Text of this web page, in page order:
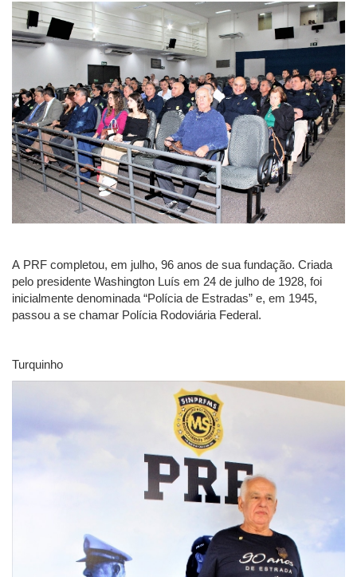
A PRF completou, em julho, 96 anos de sua fundação. Criada
pelo presidente Washington Luís em 24 de julho de 1928, foi
inicialmente denominada “Polícia de Estradas” e, em 1945,
passou a se chamar Polícia Rodoviária Federal.
Turquinho